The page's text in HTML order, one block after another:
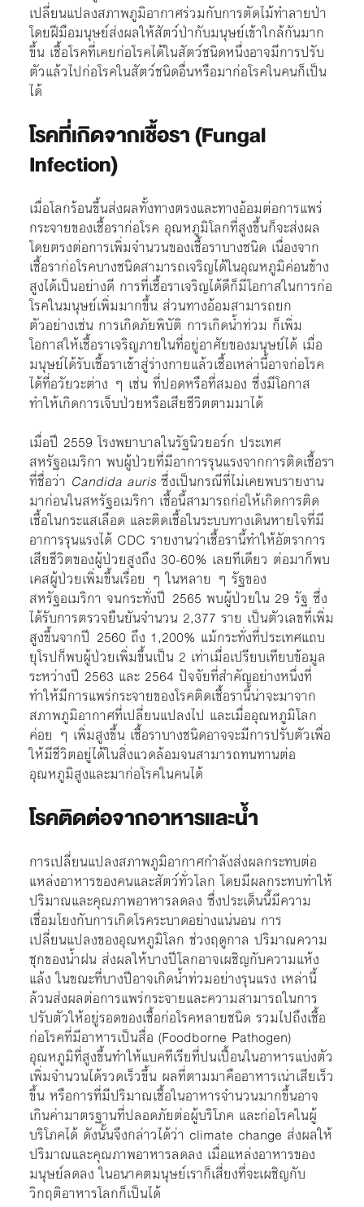
เปลี่ยนแปลงสภาพภูมิอากาศร่วมกับการตัดไม้ทำลายป่า
โดยฝีมือมนุษย์ส่งผลให้สัตว์ป่ากับมนุษย์เข้าใกล้กันมาก
ขึ้น เชื้อโรคที่เคยก่อโรคได้ในสัตว์ชนิดหนึ่งอาจมีการปรับ
ตัวแล้วไปก่อโรคในสัตว์ชนิดอื่นหรือมาก่อโรคในคนก็เป็น
ได้
โรคที่เกิดจากเชื้อรา (Fungal
Infection)
เมื่อโลกร้อนขึ้นส่งผลทั้งทางตรงและทางอ้อมต่อการแพร่
กระจายของเชื้อราก่อโรค อุณหภูมิโลกที่สูงขึ้นก็จะส่งผล
โดยตรงต่อการเพิ่มจำนวนของเชื้อราบางชนิด เนื่องจาก
เชื้อราก่อโรคบางชนิดสามารถเจริญได้ในอุณหภูมิค่อนข้าง
สูงได้เป็นอย่างดี การที่เชื้อราเจริญได้ดีก็มีโอกาสในการก่อ
โรคในมนุษย์เพิ่มมากขึ้น ส่วนทางอ้อมสามารถยก
ตัวอย่างเช่น การเกิดภัยพิบัติ การเกิดน้ำท่วม ก็เพิ่ม
โอกาสให้เชื้อราเจริญภายในที่อยู่อาศัยของมนุษย์ได้ เมื่อ
มนุษย์ได้รับเชื้อราเข้าสู่ร่างกายแล้วเชื้อเหล่านี้อาจก่อโรค
ได้ที่อวัยวะต่าง ๆ เช่น ที่ปอดหรือที่สมอง ซึ่งมีโอกาส
ทำให้เกิดการเจ็บป่วยหรือเสียชีวิตตามมาได้
เมื่อปี 2559 โรงพยาบาลในรัฐนิวยอร์ก ประเทศ
สหรัฐอเมริกา พบผู้ป่วยที่มีอาการรุนแรงจากการติดเชื้อรา
ที่ชื่อว่า Candida aurisซึ่งเป็นกรณีที่ไม่เคยพบรายงาน
มาก่อนในสหรัฐอเมริกา เชื้อนี้สามารถก่อให้เกิดการติด
เชื้อในกระแสเลือด และติดเชื้อในระบบทางเดินหายใจที่มี
อาการรุนแรงได้ CDC รายงานว่าเชื้อรานี้ทำให้อัตราการ
เสียชีวิตของผู้ป่วยสูงถึง 30-60% เลยทีเดียว ต่อมาก็พบ
เคสผู้ป่วยเพิ่มขึ้นเรื่อย ๆ ในหลาย ๆ รัฐของ
สหรัฐอเมริกา จนกระทั่งปี 2565 พบผู้ป่วยใน 29 รัฐ ซึ่ง
ได้รับการตรวจยืนยันจำนวน 2,377 ราย เป็นตัวเลขที่เพิ่ม
สูงขึ้นจากปี 2560 ถึง 1,200% แม้กระทั่งที่ประเทศแถบ
ยุโรปก็พบผู้ป่วยเพิ่มขึ้นเป็น 2 เท่าเมื่อเปรียบเทียบข้อมูล
ระหว่างปี 2563 และ 2564 ปัจจัยที่สำคัญอย่างหนึ่งที่
ทำให้มีการแพร่กระจายของโรคติดเชื้อรานี้น่าจะมาจาก
สภาพภูมิอากาศที่เปลี่ยนแปลงไป และเมื่ออุณหภูมิโลก
ค่อย ๆ เพิ่มสูงขึ้น เชื้อราบางชนิดอาจจะมีการปรับตัวเพื่อ
ให้มีชีวิตอยู่ได้ในสิ่งแวดล้อมจนสามารถทนทานต่อ
อุณหภูมิสูงและมาก่อโรคในคนได้
โรคติดต่อจากอาหารและน้ำ
การเปลี่ยนแปลงสภาพภูมิอากาศกำลังส่งผลกระทบต่อ
แหล่งอาหารของคนและสัตว์ทั่วโลก โดยมีผลกระทบทำให้
ปริมาณและคุณภาพอาหารลดลง ซึ่งประเด็นนี้มีความ
เชื่อมโยงกับการเกิดโรคระบาดอย่างแน่นอน การ
เปลี่ยนแปลงของอุณหภูมิโลก ช่วงฤดูกาล ปริมาณความ
ชุกของน้ำฝน ส่งผลให้บางปีโลกอาจเผชิญกับความแห้ง
แล้ง ในขณะที่บางปีอาจเกิดน้ำท่วมอย่างรุนแรง เหล่านี้
ล้วนส่งผลต่อการแพร่กระจายและความสามารถในการ
ปรับตัวให้อยู่รอดของเชื้อก่อโรคหลายชนิด รวมไปถึงเชื้อ
ก่อโรคที่มีอาหารเป็นสื่อ (Foodborne Pathogen)
อุณหภูมิที่สูงขึ้นทำให้แบคทีเรียที่ปนเปื้อนในอาหารแบ่งตัว
เพิ่มจำนวนได้รวดเร็วขึ้น ผลที่ตามมาคืออาหารเน่าเสียเร็ว
ขึ้น หรือการที่มีปริมาณเชื้อในอาหารจำนวนมากขึ้นอาจ
เกินค่ามาตรฐานที่ปลอดภัยต่อผู้บริโภค และก่อโรคในผู้
บริโภคได้ ดังนั้นจึงกล่าวได้ว่า climate change ส่งผลให้
ปริมาณและคุณภาพอาหารลดลง เมื่อแหล่งอาหารของ
มนุษย์ลดลง ในอนาคตมนุษย์เราก็เสี่ยงที่จะเผชิญกับ
วิกฤติอาหารโลกก็เป็นได้